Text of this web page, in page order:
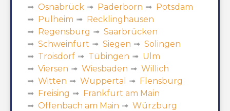
Osnabrück
Paderborn
Potsdam
Pulheim
Recklinghausen
Regensburg
Saarbrücken
Schweinfurt
Siegen
Solingen
Troisdorf
Tübingen
Ulm
Viersen
Wiesbaden
Willich
Witten
Wuppertal
Flensburg
Freising
Frankfurt am Main
Offenbach am Main
Würzburg